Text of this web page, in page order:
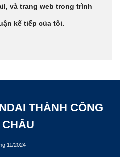
và trang web trong trình
kế tiếp của tôi.
THÀNH CÔNG
11/2024